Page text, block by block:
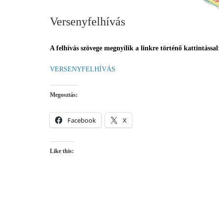
Versenyfelhívás
A felhívás szövege megnyílik a linkre történő
VERSENYFELHÍVÁS
Megosztás:
Facebook X
Like this: